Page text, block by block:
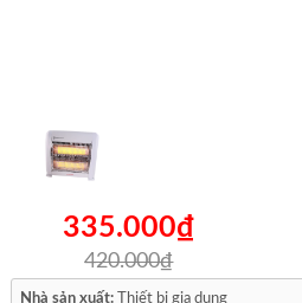
335.000₫
420.000₫
Nhà sản xuất:
Thiết bị gia dụng